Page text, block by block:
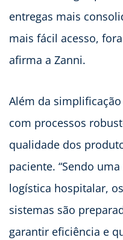
entregas mais
mais fácil acesso,
afirma a Zanni.
Além da
com processos
qualidade dos
paciente. “Sendo
logística hospitalar,
sistemas são
garantir eficiência e